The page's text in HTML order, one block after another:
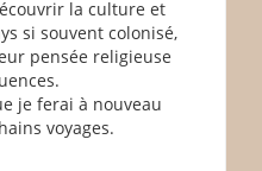
la culture et
si souvent colonisé,
pensée religieuse
je ferai à nouveau
voyages.